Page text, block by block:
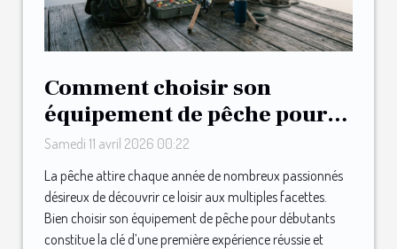
Comment choisir son
équipement de pêche pour
débutants ?
Samedi 11 avril 2026 00:22
La pêche attire chaque année de nombreux passionnés
désireux de découvrir ce loisir aux multiples facettes.
Bien choisir son équipement de pêche pour débutants
constitue la clé d’une première expérience réussie et